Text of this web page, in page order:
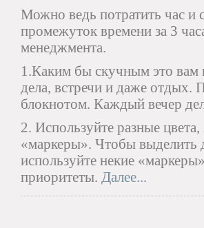
Можно ведь потратить час и
промежуток времени за 3
менеджмента.
1.Каким бы скучным это вам
дела, встречи и даже отдых.
блокнотом. Каждый вечер
2. Используйте разные
«маркеры». Чтобы выделить
используйте некие
приоритеты. Далее...